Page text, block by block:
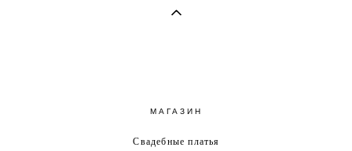
МАГАЗИН
Свадебные платья